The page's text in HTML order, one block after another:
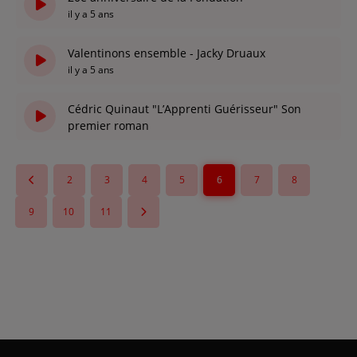
il y a 5 ans
Valentinons ensemble - Jacky Druaux
il y a 5 ans
Cédric Quinaut "L’Apprenti Guérisseur" Son
premier roman
2 3 4 5 6 7 8
9 10 11